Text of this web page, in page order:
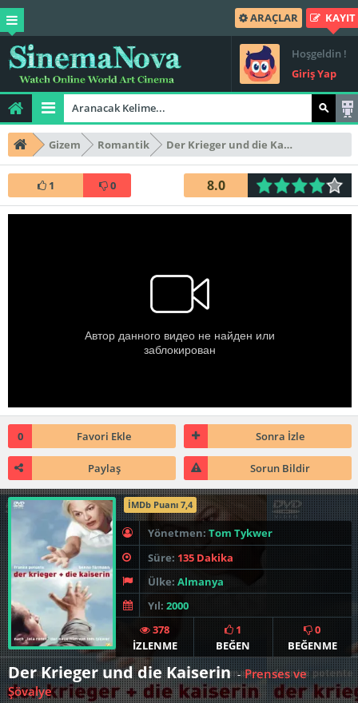
ARAÇLAR KAYIT
Hoşgeldin !
Giriş Yap
Gizem Romantik Der Krieger und die Kaiserin
1 0 8.0
0 Favori Ekle Sonra İzle
Paylaş Sorun Bildir
İMDb Puanı 7,4
Yönetmen: Tom Tykwer
Süre: 135 Dakika
Ülke: Almanya
Yıl: 2000
378
İZLENME
1
BEĞEN
0
BEĞENME
Der Krieger und die Kaiserin - Prenses ve
Şövalye